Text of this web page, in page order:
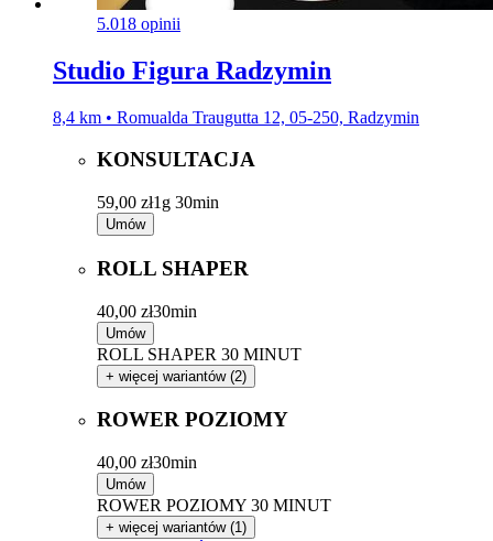
5.018 opinii
Studio Figura Radzymin